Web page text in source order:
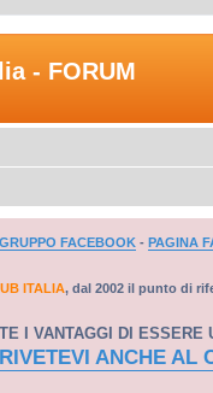
- FORUM
GRUPPO FACEBOOK - PAGINA
ITALIA, dal 2002 il punto di
I VANTAGGI DI ESSERE
ANCHE AL